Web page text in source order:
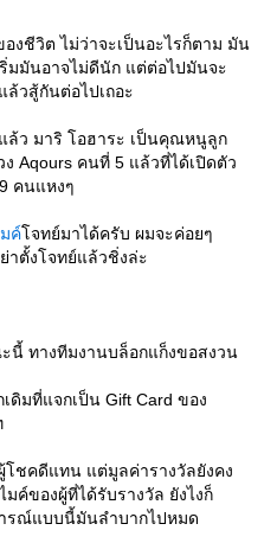
งชีวิต ไม่ว่าจะเป็นอะไรก็ตาม มัน
มมันอาจไม่ดีนัก แต่ต่อไปมันจะ
วสู้กันต่อไปเถอะ
ล้ว มาริ โอฮาระ เป็นคุณหนูลูก
Aqours คนที่ 5 แล้วที่ได้เปิดตัว
คนแหงๆ
ค์จทย์มาได้ครับ ผมจะค่อยๆ
าตั้งโจทย์แล้วชิ่งล่ะ
ทางทีมงานบล็อกแก็งขอสงวน
ดิมที่แจกเป็น Gift Card ของ
โชคดีแทน แต่มูลค่ารางวัลยังคง
ค์ของผู้ที่ได้รับรางวัล ยังไงก็
รณ์แบบนี้มันลำบากไปหมด